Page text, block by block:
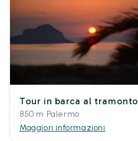
Tour in barca al tramonto
850 m Palermo
Maggiori informazioni